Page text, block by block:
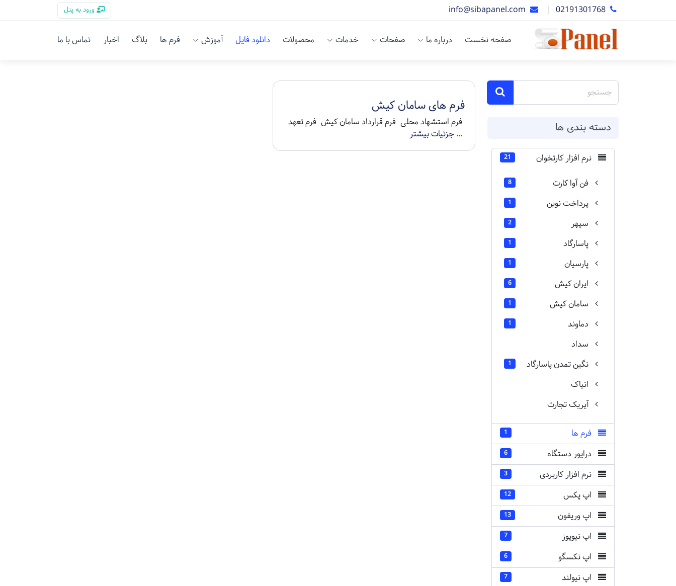
02191301768
|
info@sibapanel.com ورود به پنل
صفحه نخست درباره ما صفحات خدمات محصولات دانلود فایل آموزش فرم ها بلاگ اخبار تماس با ما
دسته بندی ها
نرم افزار کارتخوان 21
فن آوا کارت 8
پرداخت نوین 1
سپهر 2
پاسارگاد 1
پارسیان 1
ایران کیش 6
سامان کیش 1
دماوند 1
سداد
نگین تمدن پاسارگاد
1
انیاک
آیریک تجارت
فرم ها 1
درایور دستگاه 6
نرم افزار کاربردی 3
اپ پکس 12
اپ وریفون 13
اپ نیوپوز 7
اپ نکسگو 6
اپ نیولند 7
فرم های سامان کیش
فرم استشهاد محلی فرم قرارداد سامان کیش فرم تعهد
...جزئیات بیشتر